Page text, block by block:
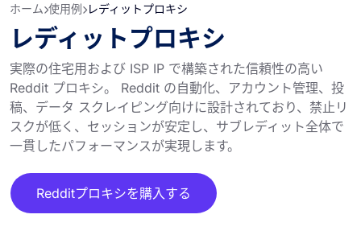
ホーム 使用例 レディットプロキシ
レディットプロキシ
実際の住宅用および ISP IP で構築された信頼性の高い
Reddit プロキシ。 Reddit の自動化、アカウント管理、投
稿、データ スクレイピング向けに設計されており、禁止リ
スクが低く、セッションが安定し、サブレディット全体で
一貫したパフォーマンスが実現します。
Redditプロキシを購入する